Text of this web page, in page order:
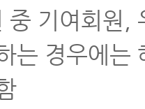
중 기여회원,
는 경우에는